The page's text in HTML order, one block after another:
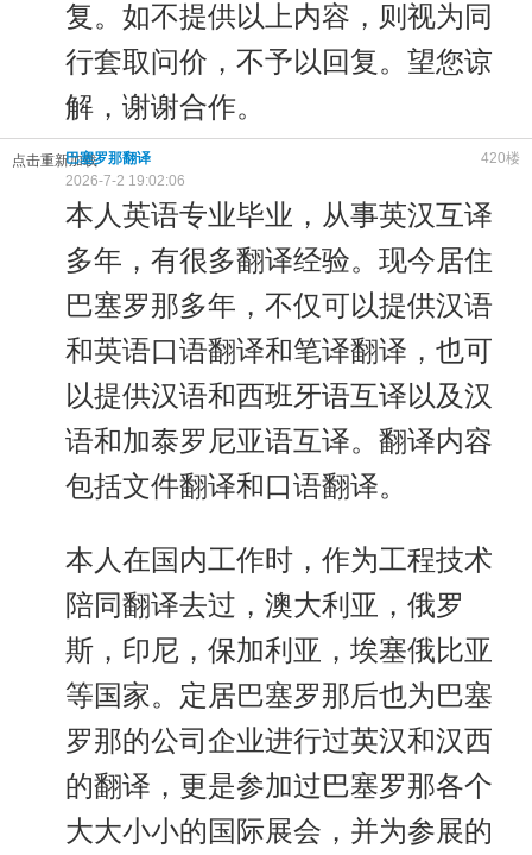
复。如不提供以上内容，则视为同
行套取问价，不予以回复。望您谅
解，谢谢合作。
点击重新加载 420楼
巴塞罗那翻译
2026-7-2 19:02:06
本人英语专业毕业，从事英汉互译
多年，有很多翻译经验。现今居住
巴塞罗那多年，不仅可以提供汉语
和英语口语翻译和笔译翻译，也可
以提供汉语和西班牙语互译以及汉
语和加泰罗尼亚语互译。翻译内容
包括文件翻译和口语翻译。
本人在国内工作时，作为工程技术
陪同翻译去过，澳大利亚，俄罗
斯，印尼，保加利亚，埃塞俄比亚
等国家。定居巴塞罗那后也为巴塞
罗那的公司企业进行过英汉和汉西
的翻译，更是参加过巴塞罗那各个
大大小小的国际展会，并为参展的